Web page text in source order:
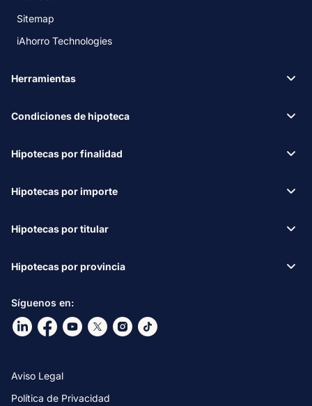
Síguenos en:
Ir a nuestro Linkdin
Ir a nuestro Facebook
Ir a nuestro canal de Youtube
Ir a nuestro X
Ir a nuestro Instagram
Ir a nuestro TikTok
Aviso Legal
Política de Privacidad
Sitemap
iAhorro Technologies
Herramientas
Condiciones de hipoteca
Hipotecas por finalidad
Hipotecas por importe
Hipotecas por titular
Hipotecas por provincia